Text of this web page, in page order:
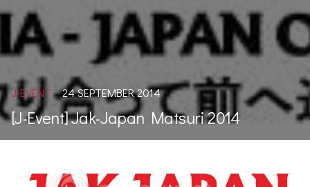
J-EVENT 24 SEPTEMBER 2014
[J-Event] Jak-Japan Matsuri 2014